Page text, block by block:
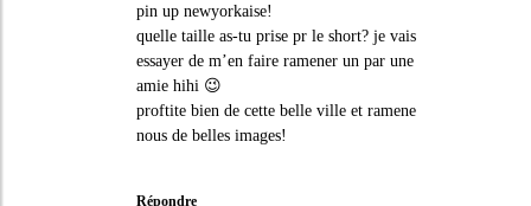
pin up newyorkaise!
quelle taille as-tu prise pr le short? je vais
essayer de m’en faire ramener un par une
amie hihi 😉
proftite bien de cette belle ville et ramene
nous de belles images!
Répondre